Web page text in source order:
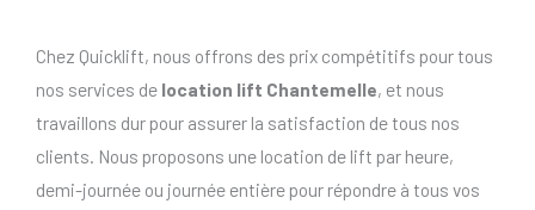
Chez Quicklift, nous offrons des prix compétitifs pour tous
nos services de location lift Chantemelle, et nous
travaillons dur pour assurer la satisfaction de tous nos
clients. Nous proposons une location de lift par heure,
demi-journée ou journée entière pour répondre à tous vos